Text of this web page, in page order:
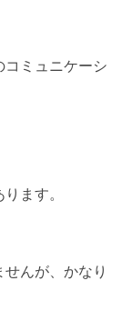
コミュニケーシ
ます。
んが、かなり